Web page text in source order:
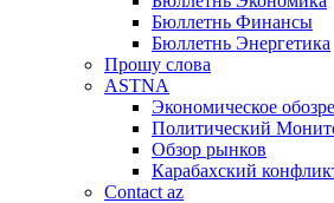
Бюллетнь Финансы
Бюллетнь Энергетика
Прошу слова
ASTNA
Экономическое
Политический
Обзор рынков
Карабахский
Contact az